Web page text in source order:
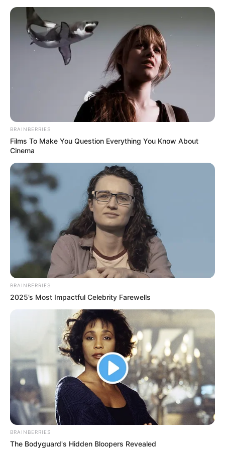
derecho al agua y vivienda digna
Finalmente, aseguran que en coordinación con el
Ministerio de Vivienda y con el acompañamiento técnico
de ACNUR y Opción Legal, se avanza en el proceso de
legalización urbanística.
Ya se cumplió la etapa
preliminar y se está en fase de preparación para iniciar la
conformación del expediente, con una ruta clara y técnica
que respeta los tiempos y requisitos normativos.
COMPARTIR
TEMAS RELACIONADOS
NOTICIAS ANTIOQUIA ALERTA PAISA
BELLO, ANTIOQUIA
ALCALDÍA DE BELLO
TRAGEDIA EN BELLO
EMERGENCIAS POR LLUVIAS
OLA INVERNAL
MANTÉNGASE EN ALERTA
Tenemos todas las noticias que le
interesan. Para estar bien informado, por
favor, active las notificaciones de Alerta.
ACTIVAR AHORA
TEMAS DESTACADOS
EMERGENCIAS POR LLUVIAS
METRO DE MEDELLÍN
BRAINBERRIES
Films To Make You Question Everything You Know About
Cinema
BRAINBERRIES
2025’s Most Impactful Celebrity Farewells
BRAINBERRIES
The Bodyguard's Hidden Bloopers Revealed